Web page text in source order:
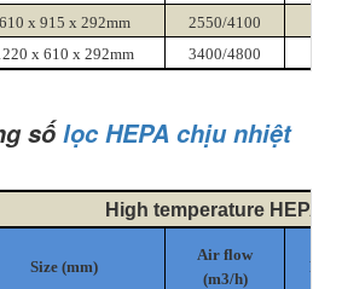
610 x 915 x 292mm 2550/4100
x 610 x 292mm 3400/4800
sốlọc HEPA chịu nhiệt
High temperature HEPA
Size (mm)
Air flow
(m3/h)